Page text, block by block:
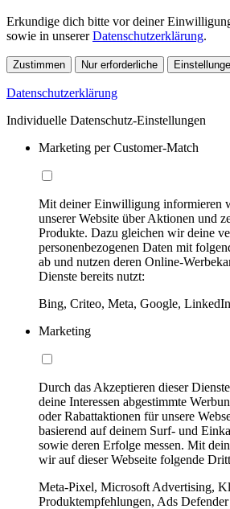
Erkundige dich bitte vor deiner
sowie in unsererDatenschutzerklärung.
Zustimmen Nur erforderliche
Datenschutzerklärung
Individuelle Datenschutz-Einstellungen
Marketing per Customer-Match
Mit deiner Einwilligung informieren
unserer Website über Aktionen und
Produkte. Dazu gleichen wir deine
personenbezogenen Daten mit
ab und nutzen deren Online-
Dienste bereits nutzt:
Bing, Criteo, Meta, Google,
Marketing
Durch das Akzeptieren dieser
deine Interessen abgestimmte
oder Rabattaktionen für unsere
basierend auf deinem Surf- und
sowie deren Erfolge messen. Mit
wir auf dieser Webseite folgende
Meta-Pixel, Microsoft Advertising,
Produktempfehlungen, Ads Defender